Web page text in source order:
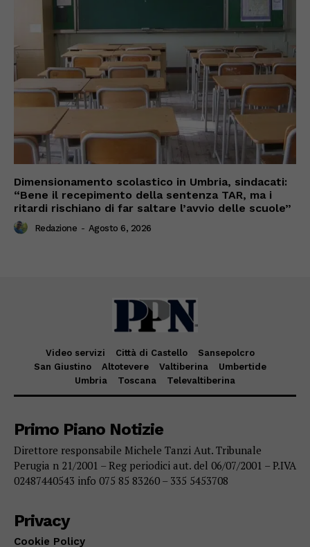
Dimensionamento scolastico in Umbria, sindacati:
“Bene il recepimento della sentenza TAR, ma i
ritardi rischiano di far saltare l’avvio delle scuole”
Redazione - Agosto 6, 2026
Video servizi Città di Castello
Sansepolcro
San Giustino
Altotevere Valtiberina
Umbertide
Umbria
Toscana Televaltiberina
Primo Piano Notizie
Direttore responsabile Michele Tanzi Aut. Tribunale
Perugia n 21/2001 – Reg periodici aut. del 06/07/2001 – P.IVA
02487440543 info 075 85 83260 – 335 5453708
Privacy
Cookie Policy